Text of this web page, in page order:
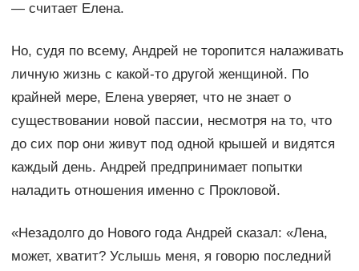
— считает Елена.
Но, судя по всему, Андрей не торопится налаживать
личную жизнь с какой-то другой женщиной. По
крайней мере, Елена уверяет, что не знает о
существовании новой пассии, несмотря на то, что
до сих пор они живут под одной крышей и видятся
каждый день. Андрей предпринимает попытки
наладить отношения именно с Прокловой.
«Незадолго до Нового года Андрей сказал: «Лена,
может, хватит? Услышь меня, я говорю последний